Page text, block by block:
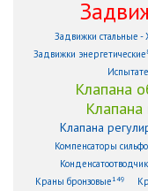
Задвижки стальные -
Задвижки энергетические
Клапана
Клапана
Компенсаторы
Краны бронзовые149